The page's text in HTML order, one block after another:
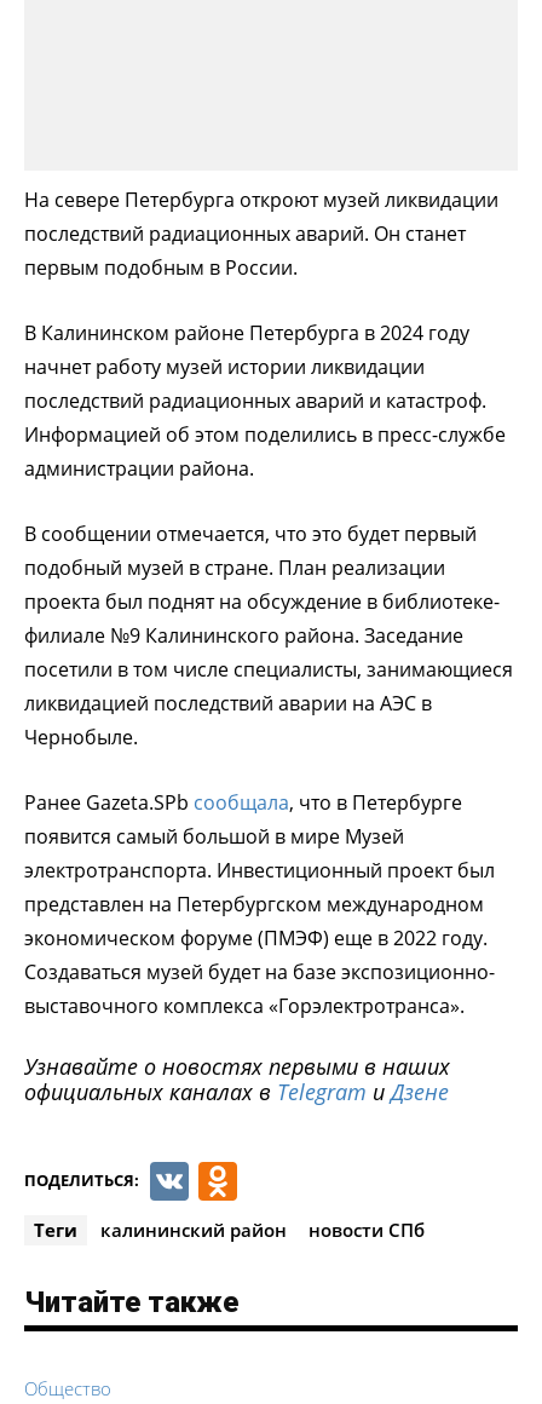
На севере Петербурга откроют музей ликвидации
последствий радиационных аварий. Он станет
первым подобным в России.
В Калининском районе Петербурга в 2024 году
начнет работу музей истории ликвидации
последствий радиационных аварий и катастроф.
Информацией об этом поделились в пресс-службе
администрации района.
В сообщении отмечается, что это будет первый
подобный музей в стране. План реализации
проекта был поднят на обсуждение в библиотеке-
филиале №9 Калининского района. Заседание
посетили в том числе специалисты, занимающиеся
ликвидацией последствий аварии на АЭС в
Чернобыле.
Ранее Gazeta.SPb сообщала, что в Петербурге
появится самый большой в мире Музей
электротранспорта. Инвестиционный проект был
представлен на Петербургском международном
экономическом форуме (ПМЭФ) еще в 2022 году.
Создаваться музей будет на базе экспозиционно-
выставочного комплекса «Горэлектротранса».
Узнавайте о новостях первыми в наших
официальных каналах в Telegram иДзене
ПОДЕЛИТЬСЯ: VK
Теги калининский район новости СПб
Читайте также
Общество